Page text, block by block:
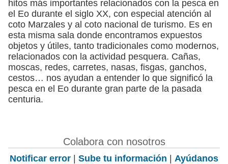
hitos más importantes relacionados con la pesca en
el Eo durante el siglo XX, con especial atención al
coto Marzales y al coto nacional de turismo. Es en
esta misma sala donde encontramos expuestos
objetos y útiles, tanto tradicionales como modernos,
relacionados con la actividad pesquera. Cañas,
moscas, redes, carretes, nasas, fisgas, ganchos,
cestos… nos ayudan a entender lo que significó la
pesca en el Eo durante gran parte de la pasada
centuria.
Colabora con nosotros
Notificar error | Sube tu información | Ayúdanos